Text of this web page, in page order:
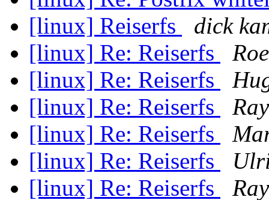
[linux] Reiserfs
dick
[linux] Re: Reiserfs
[linux] Re: Reiserfs
[linux] Re: Reiserfs
[linux] Re: Reiserfs
[linux] Re: Reiserfs
[linux] Re: Reiserfs